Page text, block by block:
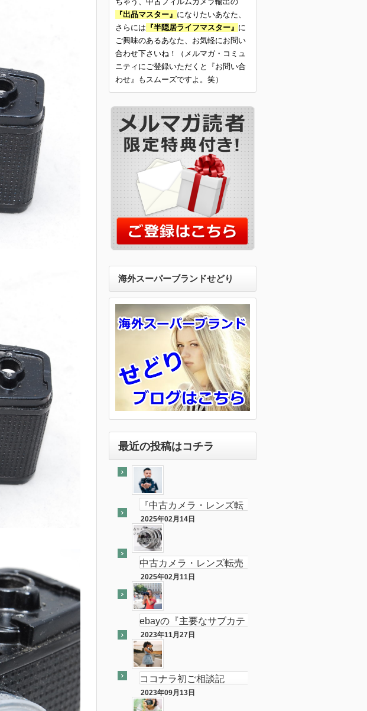
『出品マスター』 になりたいあなた、
さらには 『半隠居ライフマスター』 に
ご興味のあるあなた、お気軽にお問い
合わせ下さいね！（メルマガ・コミュ
ニティにご登録いただくと『お問い合
わせ』もスムーズですよ。笑）
海外スーパーブランドせどり
最近の投稿はコチラ
『中古カメラ・レンズ転
売ビジネスの最終奥義教
えます』のebay輸出会員
サイト付き
2025年02月14日
最終奥義
中古カメラ・レンズ転売
ビジネスの最終奥義教え
ます…を販売開始し数ヶ
月が経ちました
2025年02月11日
半隠居ライフな話
ebayの『主要なサブカテ
ゴリーの売れ筋』がカメ
ラである件
2023年11月27日
ebay
ココナラ初ご相談記
念！！（ebay中古フィル
ムカメラ輸出の相談をお
2023年09月13日
ココナラ